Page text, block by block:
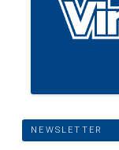
NEWSLETTER